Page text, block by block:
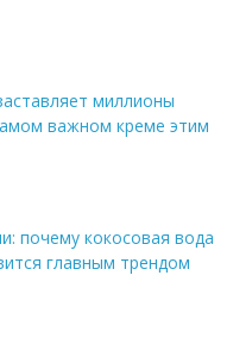
миллионы
важном креме этим
почему кокосовая вода
главным трендом